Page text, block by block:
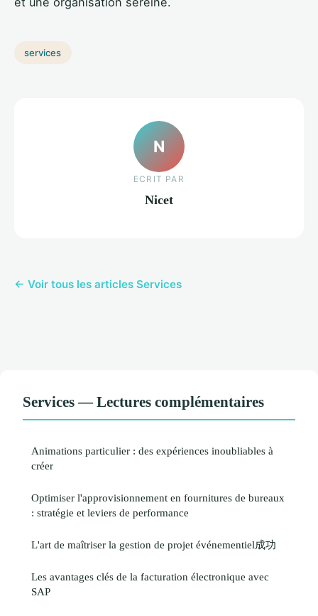
services
N
ECRIT PAR
Nicet
← Voir tous les articles Services
Services — Lectures complémentaires
Animations particulier : des expériences inoubliables à
créer
Optimiser l'approvisionnement en fournitures de bureaux
: stratégie et leviers de performance
L'art de maîtriser la gestion de projet événementiel成功
Les avantages clés de la facturation électronique avec
SAP